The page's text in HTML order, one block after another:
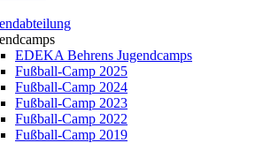
EDEKA Behrens Jugendcamps
Fußball-Camp 2025
Fußball-Camp 2024
Fußball-Camp 2023
Fußball-Camp 2022
Fußball-Camp 2019